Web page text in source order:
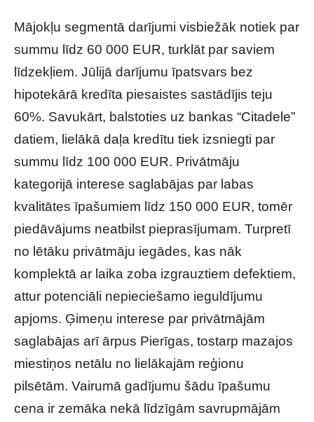
Mājokļu segmentā darījumi visbiežāk notiek par
summu līdz 60 000 EUR, turklāt par saviem
līdzekļiem. Jūlijā darījumu īpatsvars bez
hipotekārā kredīta piesaistes sastādījis teju
60%. Savukārt, balstoties uz bankas “Citadele”
datiem, lielākā daļa kredītu tiek izsniegti par
summu līdz 100 000 EUR. Privātmāju
kategorijā interese saglabājas par labas
kvalitātes īpašumiem līdz 150 000 EUR, tomēr
piedāvājums neatbilst pieprasījumam. Turpretī
no lētāku privātmāju iegādes, kas nāk
komplektā ar laika zoba izgrauztiem defektiem,
attur potenciāli nepieciešamo ieguldījumu
apjoms. Ģimeņu interese par privātmājām
saglabājas arī ārpus Pierīgas, tostarp mazajos
miestiņos netālu no lielākajām reģionu
pilsētām. Vairumā gadījumu šādu īpašumu
cena ir zemāka nekā līdzīgām savrupmājām